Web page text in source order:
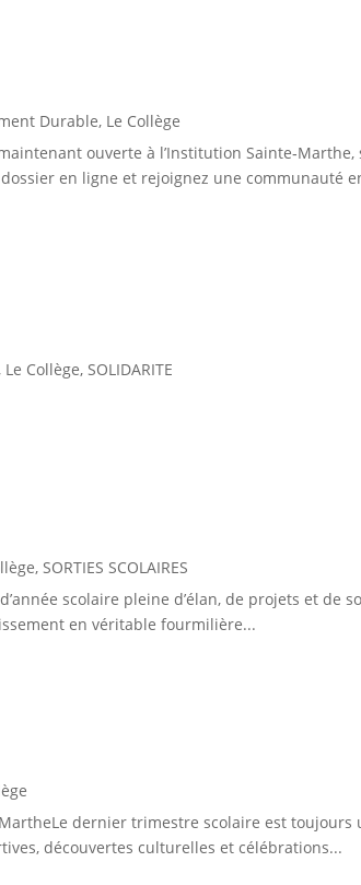
Durable, Le Collège
ouverte à l’Institution
en ligne et rejoignez une communauté
, Le Collège, SOLIDARITE
, SORTIES SCOLAIRES
scolaire pleine d’élan, de projets et de
en véritable fourmilière...
dernier trimestre scolaire est
découvertes culturelles et célébrations...